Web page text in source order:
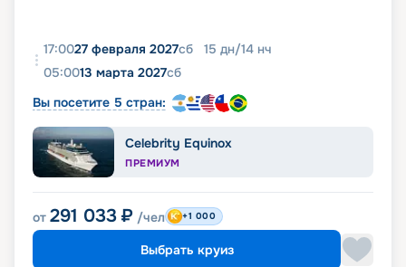
17:0027 февраля 2027сб 15 дн/14 нч
05:0013 марта 2027сб
Вы посетите 5 стран:
Celebrity Equinox
ПРЕМИУМ
от 291 033 ₽ /чел +1 000
Выбрать круиз